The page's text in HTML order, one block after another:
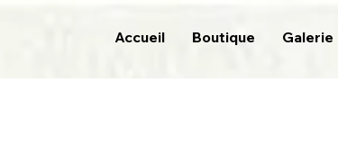
Accueil Boutique Galerie